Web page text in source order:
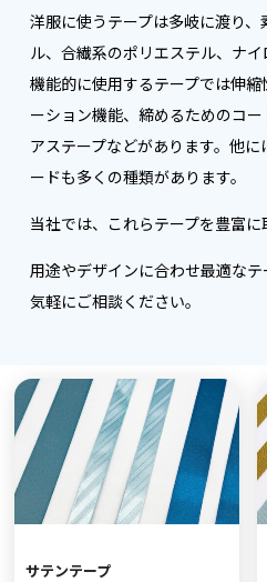
洋服に使うテープは多岐に渡り
ル、合繊系のポリエステル、ナイ
機能的に使用するテープでは伸
ーション機能、締めるためのコ
アステープなどがあります。他
ードも多くの種類があります。
当社では、これらテープを豊富に
用途やデザインに合わせ最適な
気軽にご相談ください。
サテンテープ